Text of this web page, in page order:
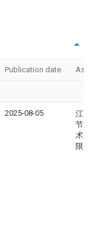
Publication date
2025-08-05
江苏
节能
术股
限公